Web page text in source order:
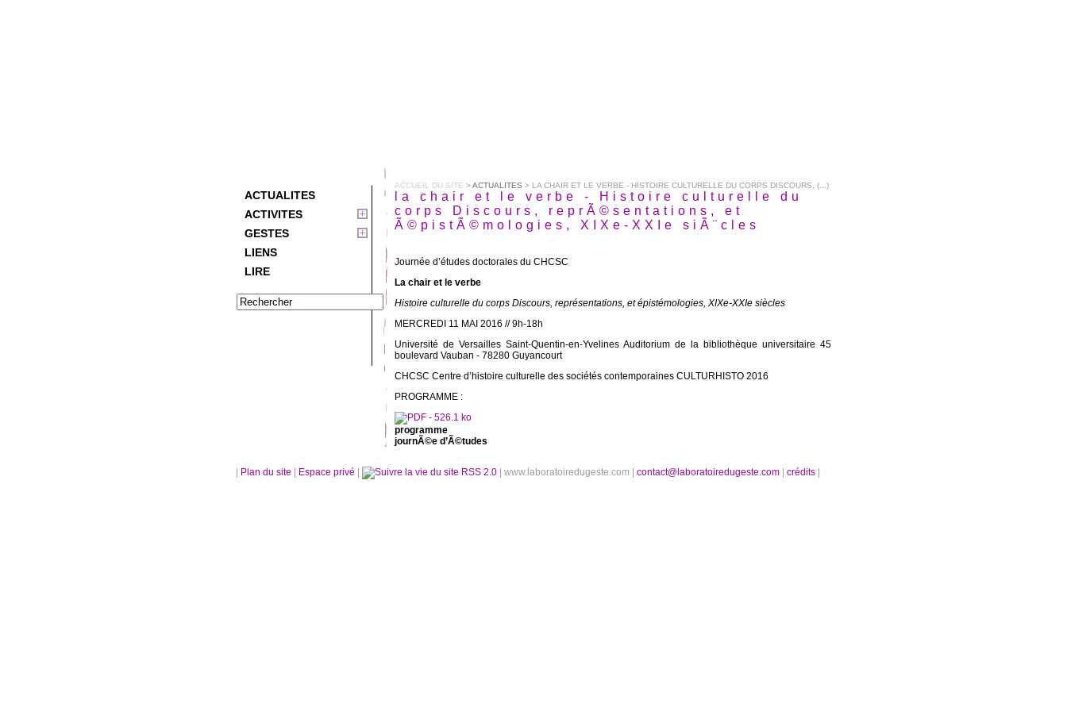
ACTUALITES
ACTIVITES
GESTES
LIENS
LIRE
ACCUEIL DU SITE >ACTUALITES > LA CHAIR ET LE VERBE - HISTOIRE CULTURELLE DU CORPS DISCOURS, (...)
la chair et le verbe - Histoire culturelle du
corps Discours, reprÃ©sentations, et
Ã©pistÃ©mologies, XIXe-XXIe siÃ¨cles
Journée d’études doctorales du CHCSC
La chair et le verbe
Histoire culturelle du corps Discours, représentations, et épistémologies, XIXe-XXIe siècles
MERCREDI 11 MAI 2016 // 9h-18h
Université de Versailles Saint-Quentin-en-Yvelines Auditorium de la bibliothèque universitaire 45
boulevard Vauban - 78280 Guyancourt
CHCSC Centre d’histoire culturelle des sociétés contemporaines CULTURHISTO 2016
PROGRAMME :
programme
journÃ©e d’Ã©tudes
Plan du site Espace privé RSS 2.0 | www.laboratoiredugeste.com | contact@laboratoiredugeste.com crédits